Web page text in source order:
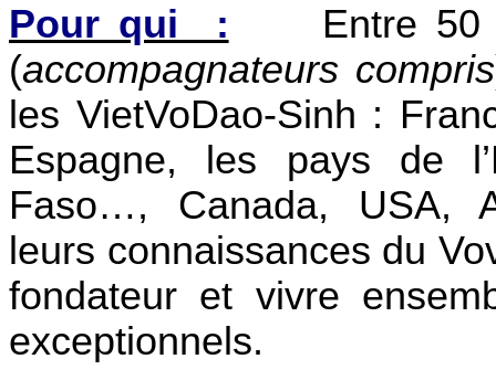
Pour qui : Entre 50 et
(accompagnateurs compris
les VietVoDao-Sinh :
Espagne, les pays de
Faso…, Canada, USA,
leurs connaissances du
fondateur et vivre
exceptionnels.